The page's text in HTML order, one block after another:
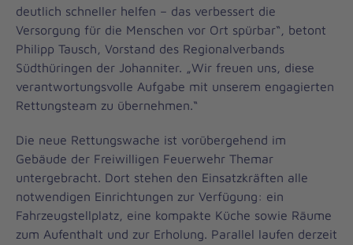
deutlich schneller helfen – das verbessert die
Versorgung für die Menschen vor Ort spürbar“, betont
Philipp Tausch, Vorstand des Regionalverbands
Südthüringen der Johanniter. „Wir freuen uns, diese
verantwortungsvolle Aufgabe mit unserem engagierten
Rettungsteam zu übernehmen.“
Die neue Rettungswache ist vorübergehend im
Gebäude der Freiwilligen Feuerwehr Themar
untergebracht. Dort stehen den Einsatzkräften alle
notwendigen Einrichtungen zur Verfügung: ein
Fahrzeugstellplatz, eine kompakte Küche sowie Räume
zum Aufenthalt und zur Erholung. Parallel laufen derzeit